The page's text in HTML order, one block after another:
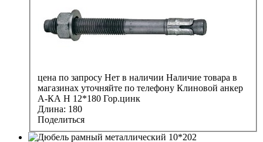
цена по запросу Нет в наличии Наличие товара в
магазинах уточняйте по телефону Клиновой анкер
А-КА H 12*180 Гор.цинк
Длина: 180
Поделиться